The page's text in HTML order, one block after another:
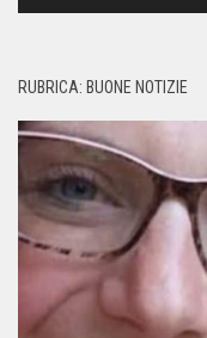
RUBRICA: BUONE NOTIZIE